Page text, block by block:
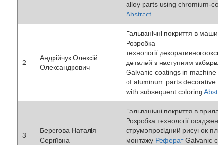
alloy parts using chromium-
Abstract
2
Андрійчук Олексій
Олександрович
Гальванічні покриття в
Розробка
технології
деталей з наступним
Galvanic coatings in
of aluminum parts
with subsequent coloring
3
Берегова Наталія
Сергіївна
Гальванічні покриття в
Розробка технології
струмопровідний рисунок
монтажу РефератGalvanic